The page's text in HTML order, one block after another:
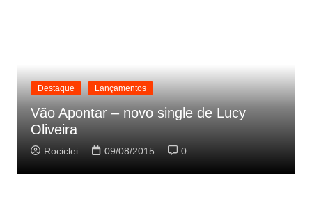
Destaque Lançamentos
Vão Apontar – novo single de Lucy
Oliveira
Rociclei 09/08/2015 0